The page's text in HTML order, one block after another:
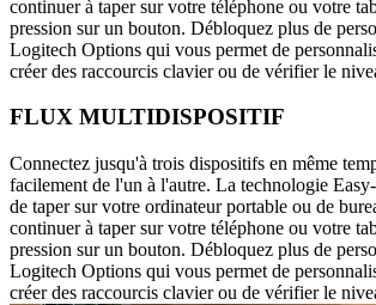
continuer à taper sur votre téléphone ou votre
pression sur un bouton. Débloquez plus de
Logitech Options qui vous permet de
créer des raccourcis clavier ou de vérifier le
FLUX MULTIDISPOSITIF
Connectez jusqu'à trois dispositifs en même
facilement de l'un à l'autre. La technologie
de taper sur votre ordinateur portable ou de
continuer à taper sur votre téléphone ou votre
pression sur un bouton. Débloquez plus de
Logitech Options qui vous permet de
créer des raccourcis clavier ou de vérifier le